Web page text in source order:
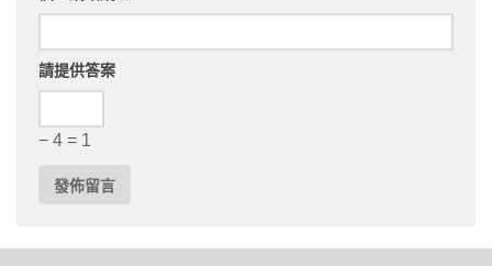
請提供答案
− 4 = 1